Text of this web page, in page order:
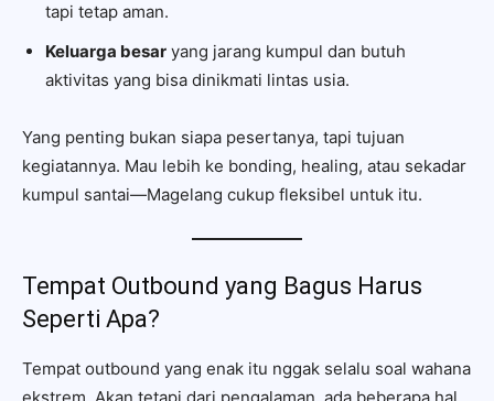
tapi tetap aman.
Keluarga besar yang jarang kumpul dan butuh
aktivitas yang bisa dinikmati lintas usia.
Yang penting bukan siapa pesertanya, tapi tujuan
kegiatannya. Mau lebih ke bonding, healing, atau sekadar
kumpul santai—Magelang cukup fleksibel untuk itu.
Tempat Outbound yang Bagus Harus
Seperti Apa?
Tempat outbound yang enak itu nggak selalu soal wahana